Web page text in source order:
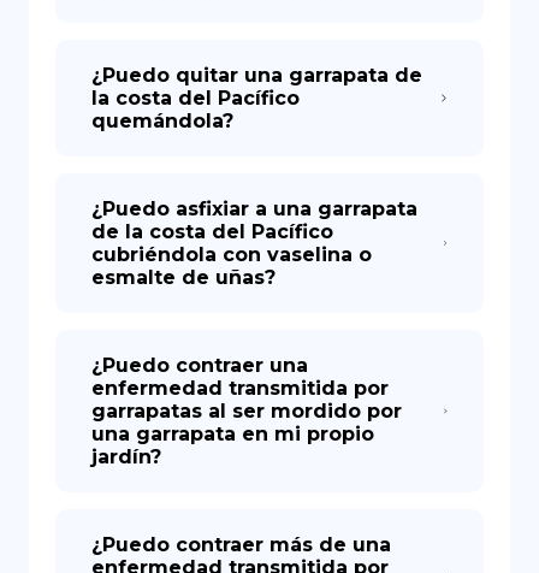
¿Puedo quitar una garrapata de
la costa del Pacífico
quemándola?
¿Puedo asfixiar a una garrapata
de la costa del Pacífico
cubriéndola con vaselina o
esmalte de uñas?
¿Puedo contraer una
enfermedad transmitida por
garrapatas al ser mordido por
una garrapata en mi propio
jardín?
¿Puedo contraer más de una
enfermedad transmitida por